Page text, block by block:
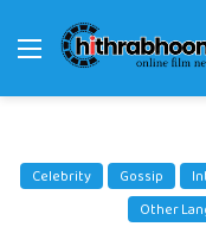
Menu
Celebrity Gossip
Other